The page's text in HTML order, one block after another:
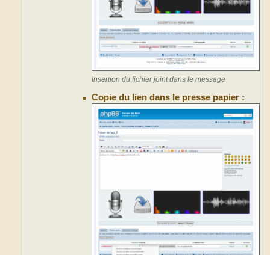
Insertion du fichier joint dans le message
Copie du lien dans le presse papier :